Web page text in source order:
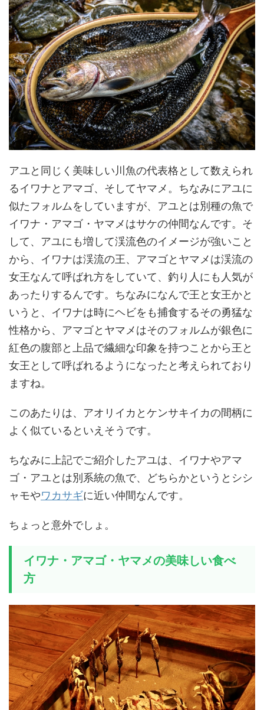
アユと同じく美味しい川魚の代表格として数えられ
るイワナとアマゴ、そしてヤマメ。ちなみにアユに
似たフォルムをしていますが、アユとは別種の魚で
イワナ・アマゴ・ヤマメはサケの仲間なんです。そ
して、アユにも増して渓流色のイメージが強いこと
から、イワナは渓流の王、アマゴとヤマメは渓流の
女王なんて呼ばれ方をしていて、釣り人にも人気が
あったりするんです。ちなみになんで王と女王かと
いうと、イワナは時にヘビをも捕食するその勇猛な
性格から、アマゴとヤマメはそのフォルムが銀色に
紅色の腹部と上品で繊細な印象を持つことから王と
女王として呼ばれるようになったと考えられており
ますね。
このあたりは、アオリイカとケンサキイカの間柄に
よく似ているといえそうです。
ちなみに上記でご紹介したアユは、イワナやアマ
ゴ・アユとは別系統の魚で、どちらかというとシシ
ャモやワカサギに近い仲間なんです。
ちょっと意外でしょ。
イワナ・アマゴ・ヤマメの美味しい食べ
方